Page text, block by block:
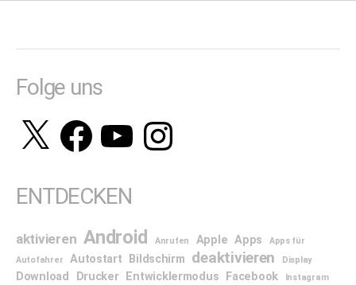
Folge uns
X FacebookYouTubeInstagram
ENTDECKEN
aktivieren Android Anrufen Apple Apps
Apps für
Autofahrer
Autostart Bildschirm deaktivieren Display
Download Drucker Entwicklermodus Facebook
Instagram